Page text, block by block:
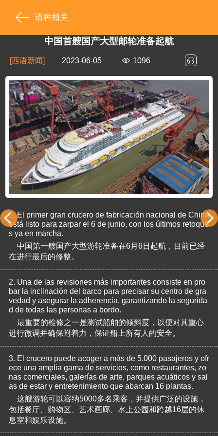
语种相关
中国首艘国产大型邮轮准备起航
[西语新闻] 2023-06-05 1096
1. El primer gran crucero de fabricación nacional de China
está listo para zarpar el 6 de junio, con los últimos retoque
s ya en marcha.
中国第一艘国产大型游轮准备在6月6日起航，目前已经
在进行最后的修整。
2. Una de las revisiones más importantes consiste en pro
bar la inclinación del barco para precisar su centro de gra
vedad y asegurar la adherencia, garantizando la segurida
d de todas las personas a bordo.
最重要的检修之一是测试船舶的倾斜度，以便对其重心
进行微调并确保附着力，保证船上所有人的安全。
3. El crucero puede acoger a más de 5.000 pasajeros y ofr
ece una amplia gama de servicios, como restaurantes, zo
nas comerciales, galerías de arte, parques acuáticos y sal
as de estar y entretenimiento que abarcan 16 plantas.
这艘游轮可以容纳5000多名乘客，并提供广泛的设施，
包括餐厅、购物区、艺术画廊、水上公园和跨越16层的休
息室和娱乐设施。